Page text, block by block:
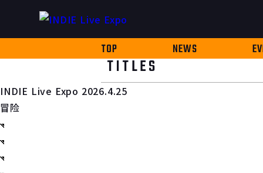
TOP NEWS
TITLES
INDIE Live Expo 2026.4.25
冒险